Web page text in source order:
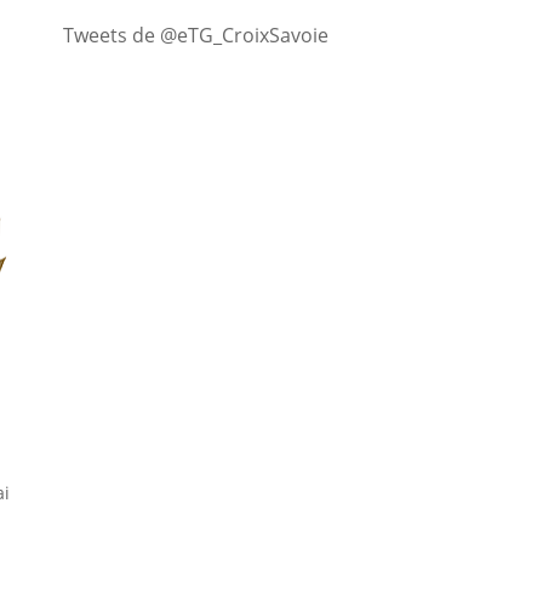
Tweets de @eTG_CroixSavoie